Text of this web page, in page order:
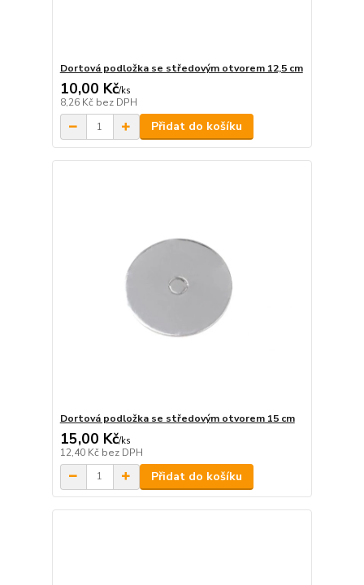
Dortová podložka se středovým otvorem 12,5 cm
10,00 Kč/ks
8,26 Kč bez DPH
Přidat do košíku
Dortová podložka se středovým otvorem 15 cm
15,00 Kč/ks
12,40 Kč bez DPH
Přidat do košíku